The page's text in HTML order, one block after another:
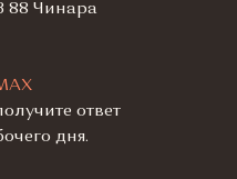
88 Чинара
ответ
дня.